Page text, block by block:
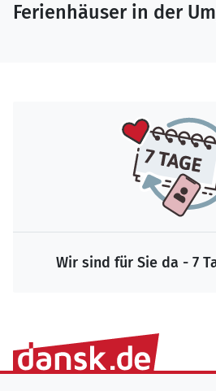
Ferienhäuser in der
Wir sind für Sie da - 7